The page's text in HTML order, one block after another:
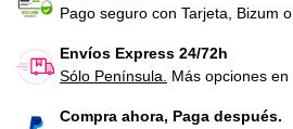
Pago seguro con Tarjeta, Bizum
Envíos Express 24/72h
Sólo Península.
Más opciones en
Compra ahora, Paga después.